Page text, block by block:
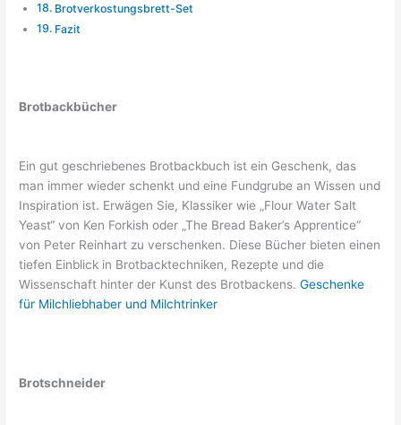
Brotverkostungsbrett-Set
Fazit
Brotbackbücher
Ein gut geschriebenes Brotbackbuch ist ein Geschenk, das
man immer wieder schenkt und eine Fundgrube an Wissen und
Inspiration ist. Erwägen Sie, Klassiker wie „Flour Water Salt
Yeast“ von Ken Forkish oder „The Bread Baker’s Apprentice“
von Peter Reinhart zu verschenken. Diese Bücher bieten einen
tiefen Einblick in Brotbacktechniken, Rezepte und die
Wissenschaft hinter der Kunst des Brotbackens.Geschenke
für Milchliebhaber und Milchtrinker
Brotschneider